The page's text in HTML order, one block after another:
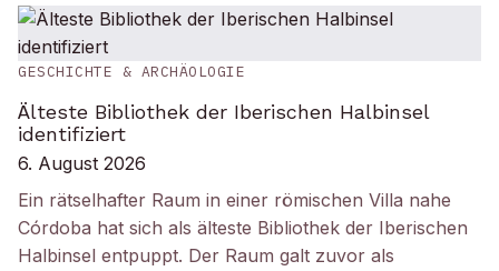
GESCHICHTE & ARCHÄOLOGIE
Älteste Bibliothek der Iberischen Halbinsel
identifiziert
6. August 2026
Ein rätselhafter Raum in einer römischen Villa nahe
Córdoba hat sich als älteste Bibliothek der Iberischen
Halbinsel entpuppt. Der Raum galt zuvor als